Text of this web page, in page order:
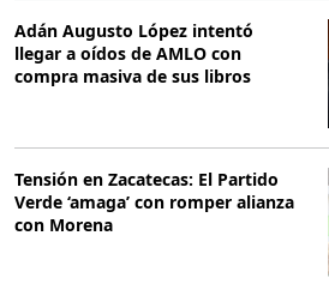
Adán Augusto López intentó
llegar a oídos de AMLO con
compra masiva de sus libros
Tensión en Zacatecas: El Partido
Verde ‘amaga’ con romper alianza
con Morena